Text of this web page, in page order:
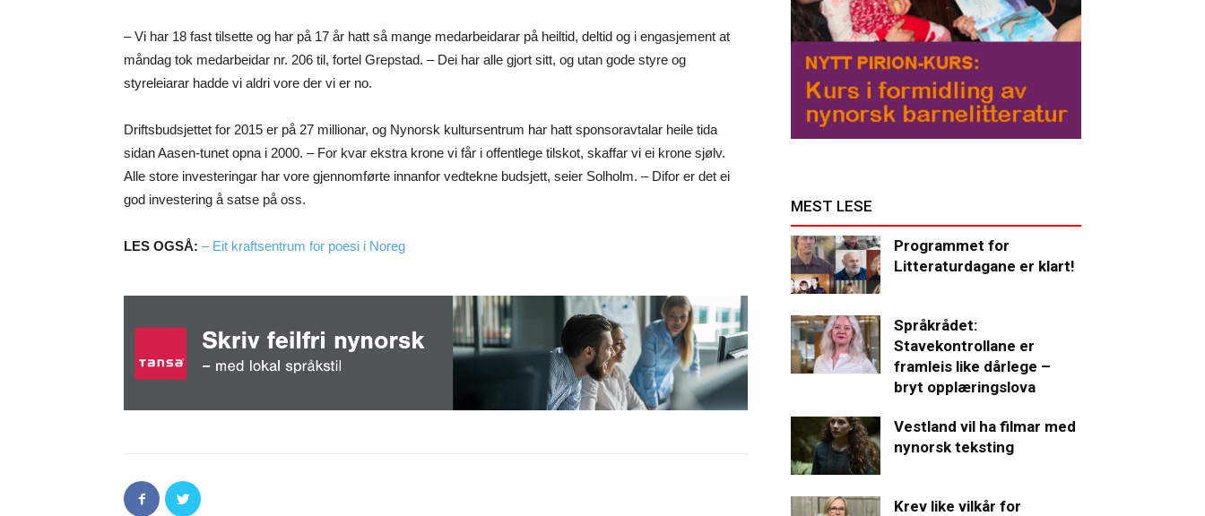
– Vi har 18 fast tilsette og har på 17 år hatt så mange medarbeidarar på heiltid, deltid og i engasjement at
måndag tok medarbeidar nr. 206 til, fortel Grepstad. – Dei har alle gjort sitt, og utan gode styre og
styreleiarar hadde vi aldri vore der vi er no.
Driftsbudsjettet for 2015 er på 27 millionar, og Nynorsk kultursentrum har hatt sponsoravtalar heile tida
sidan Aasen-tunet opna i 2000. – For kvar ekstra krone vi får i offentlege tilskot, skaffar vi ei krone sjølv.
Alle store investeringar har vore gjennomførte innanfor vedtekne budsjett, seier Solholm. – Difor er det ei
god investering å satse på oss.
LES OGSÅ: – Eit kraftsentrum for poesi i Noreg
MEST LESE
Programmet for
Litteraturdagane er klart!
Språkrådet:
Stavekontrollane er
framleis like dårlege –
bryt opplæringslova
Vestland vil ha filmar med
nynorsk teksting
Krev like vilkår for